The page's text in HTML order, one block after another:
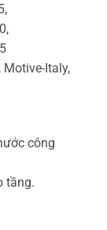
Italy,
công
tầng.